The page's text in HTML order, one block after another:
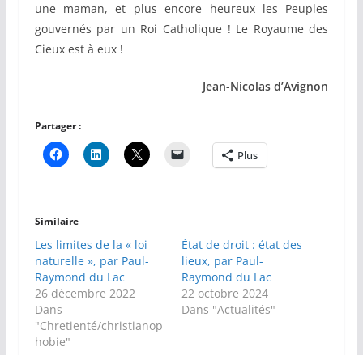
une maman, et plus encore heureux les Peuples
gouvernés par un Roi Catholique ! Le Royaume des
Cieux est à eux !
Jean-Nicolas d’Avignon
Partager :
Plus
Similaire
Les limites de la « loi
naturelle », par Paul-
Raymond du Lac
26 décembre 2022
Dans
"Chretienté/christianop
hobie"
État de droit : état des
lieux, par Paul-
Raymond du Lac
22 octobre 2024
Dans "Actualités"